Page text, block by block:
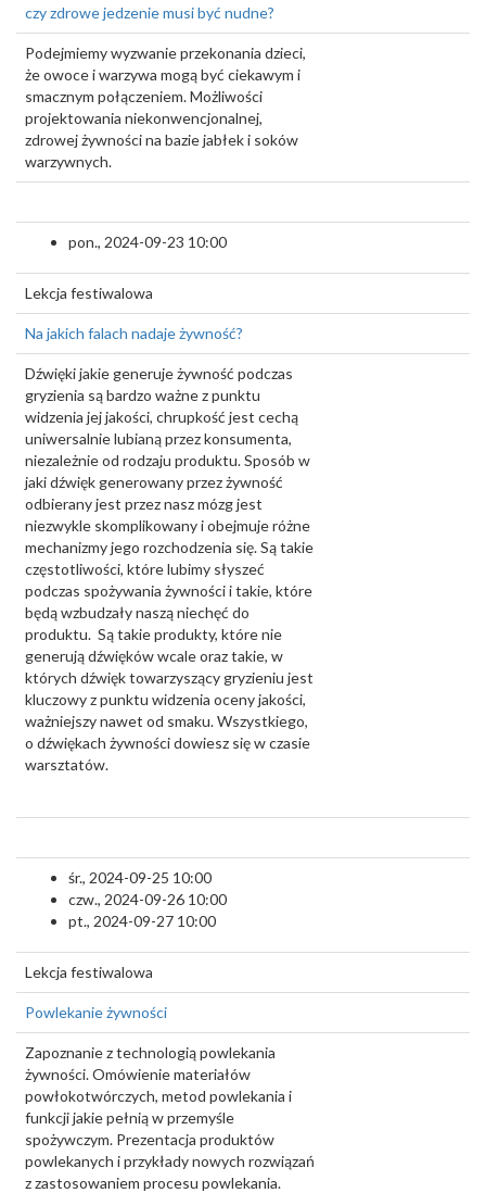
czy zdrowe jedzenie musi być nudne?
Podejmiemy wyzwanie przekonania dzieci,
że owoce i warzywa mogą być ciekawym i
smacznym połączeniem. Możliwości
projektowania niekonwencjonalnej,
zdrowej żywności na bazie jabłek i soków
warzywnych.
pon., 2024-09-23 10:00
Lekcja festiwalowa
Na jakich falach nadaje żywność?
Dźwięki jakie generuje żywność podczas
gryzienia są bardzo ważne z punktu
widzenia jej jakości, chrupkość jest cechą
uniwersalnie lubianą przez konsumenta,
niezależnie od rodzaju produktu. Sposób w
jaki dźwięk generowany przez żywność
odbierany jest przez nasz mózg jest
niezwykle skomplikowany i obejmuje różne
mechanizmy jego rozchodzenia się. Są takie
częstotliwości, które lubimy słyszeć
podczas spożywania żywności i takie, które
będą wzbudzały naszą niechęć do
produktu. Są takie produkty, które nie
generują dźwięków wcale oraz takie, w
których dźwięk towarzyszący gryzieniu jest
kluczowy z punktu widzenia oceny jakości,
ważniejszy nawet od smaku. Wszystkiego,
o dźwiękach żywności dowiesz się w czasie
warsztatów.
śr., 2024-09-25 10:00
czw., 2024-09-26 10:00
pt., 2024-09-27 10:00
Lekcja festiwalowa
Powlekanie żywności
Zapoznanie z technologią powlekania
żywności. Omówienie materiałów
powłokotwórczych, metod powlekania i
funkcji jakie pełnią w przemyśle
spożywczym. Prezentacja produktów
powlekanych i przykłady nowych rozwiązań
z zastosowaniem procesu powlekania.